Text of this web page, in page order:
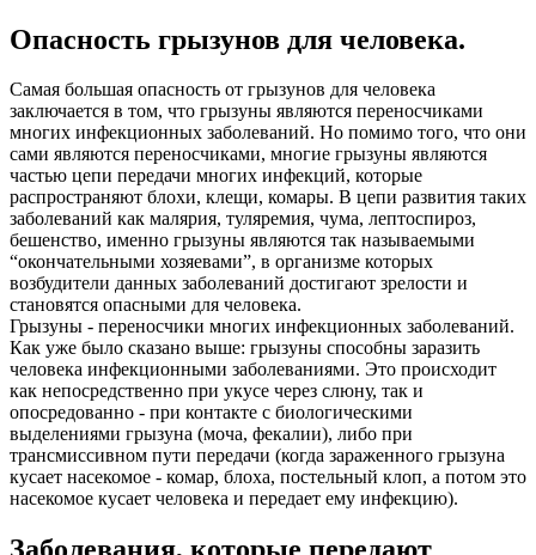
Опасность грызунов для человека.
Самая большая опасность от грызунов для человека
заключается в том, что грызуны являются переносчиками
многих инфекционных заболеваний. Но помимо того, что они
сами являются переносчиками, многие грызуны являются
частью цепи передачи многих инфекций, которые
распространяют блохи, клещи, комары. В цепи развития таких
заболеваний как малярия, туляремия, чума, лептоспироз,
бешенство, именно грызуны являются так называемыми
“окончательными хозяевами”, в организме которых
возбудители данных заболеваний достигают зрелости и
становятся опасными для человека.
Грызуны - переносчики многих инфекционных заболеваний.
Как уже было сказано выше: грызуны способны заразить
человека инфекционными заболеваниями. Это происходит
как непосредственно при укусе через слюну, так и
опосредованно - при контакте с биологическими
выделениями грызуна (моча, фекалии), либо при
трансмиссивном пути передачи (когда зараженного грызуна
кусает насекомое - комар, блоха, постельный клоп, а потом это
насекомое кусает человека и передает ему инфекцию).